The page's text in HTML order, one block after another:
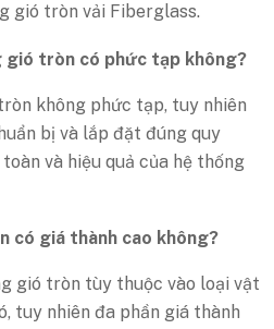
gió tròn vải Fiberglass.
gió tròn có phức tạp không?
không phức tạp, tuy nhiên
bị và lắp đặt đúng quy
và hiệu quả của hệ thống
có giá thành cao không?
gió tròn tùy thuộc vào loại vật
tuy nhiên đa phần giá thành